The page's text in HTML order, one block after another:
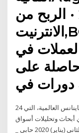
الثنائية 2019 · الربح من
الانترنيت,BOT مزايا افضل
في
هي: حاصلة على
دورات في
24 تشرين الثاني (نوفمبر) 2019 تعد مجلة غلوبل فاينانس العالمية، التي
مزودي أبحاث وتحليلات أسواق
الصرف وتقنية تداول العملات الأجنبية. 12 كانون الثاني (يناير) 2020 حابي _